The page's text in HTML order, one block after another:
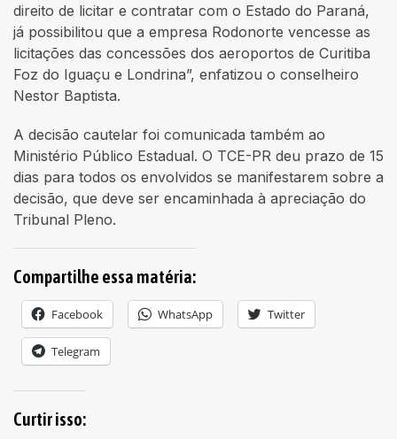
direito de licitar e contratar com o Estado do Paraná,
já possibilitou que a empresa Rodonorte vencesse as
licitações das concessões dos aeroportos de Curitiba
Foz do Iguaçu e Londrina”, enfatizou o conselheiro
Nestor Baptista.
A decisão cautelar foi comunicada também ao
Ministério Público Estadual. O TCE-PR deu prazo de 15
dias para todos os envolvidos se manifestarem sobre a
decisão, que deve ser encaminhada à apreciação do
Tribunal Pleno.
Compartilhe essa matéria:
Facebook WhatsApp Twitter
Telegram
Curtir isso: